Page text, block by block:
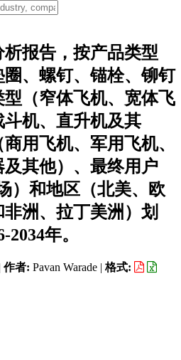
报告，按产品类型
圈、螺钉、锚栓、铆钉
（窄体飞机、宽体飞
机、直升机及其
用飞机、军用飞机、
其他）、最终用户
）和地区（北美、欧
洲、拉丁美洲）划
年。
作者: Pavan Warade | 格式: